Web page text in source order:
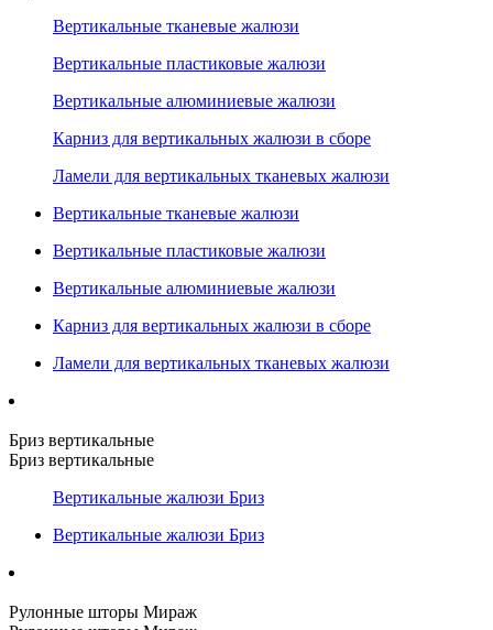
Вертикальные тканевые жалюзи
Вертикальные пластиковые жалюзи
Вертикальные алюминиевые жалюзи
Карниз для вертикальных жалюзи в сборе
Ламели для вертикальных тканевых жалюзи
Вертикальные тканевые жалюзи
Вертикальные пластиковые жалюзи
Вертикальные алюминиевые жалюзи
Карниз для вертикальных жалюзи в сборе
Ламели для вертикальных тканевых жалюзи
Бриз вертикальные
Бриз вертикальные
Вертикальные жалюзи Бриз
Вертикальные жалюзи Бриз
Рулонные шторы Мираж